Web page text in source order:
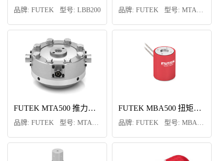
品牌: FUTEK 型号: LBB200
FUTEK MTA500 推力和扭矩多轴力传感器 FUTEK MBA500 扭矩和推力双轴传感器
品牌: FUTEK 型号: PMP300 品牌: FUTEK 型号: PFT510
FUTEK PFP350 压力传感器
品牌: FUTEK 型号: PFP350
品牌: FUTEK 型号: MBA500 品牌: FUTEK 型号: TRH605
FUTEK TRD605 动态扭矩传感器
品牌: FUTEK 型号: TRD605
FUTEK TRS600 动态扭矩传感器
品牌: FUTEK 型号: TRS600
品牌: FUTEK 型号: LCM300 品牌: FUTEK 型号: LSB302
品牌: FUTEK 型号: FFP350 品牌: FUTEK 型号: LBB200
FUTEK MTA600 三轴力传感器 FUTEK MTA400 三轴力传感器
品牌: FUTEK 型号: MTA505
FUTEK MBA500 扭矩和推力双轴传感器 FUTEK MBA400 双轴力传感器
品牌: FUTEK 型号: QLA328
品牌: FUTEK 型号: LBB200 品牌: FUTEK 型号: PMP410
FUTEK PMP300 压力传感器
品牌: FUTEK 型号: PMP300